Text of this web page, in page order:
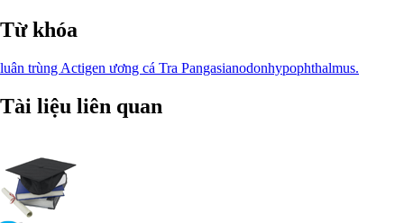
Từ khóa
luân trùng Actigen ương cá Tra Pangasianodonhypophthalmus.
Tài liệu liên quan